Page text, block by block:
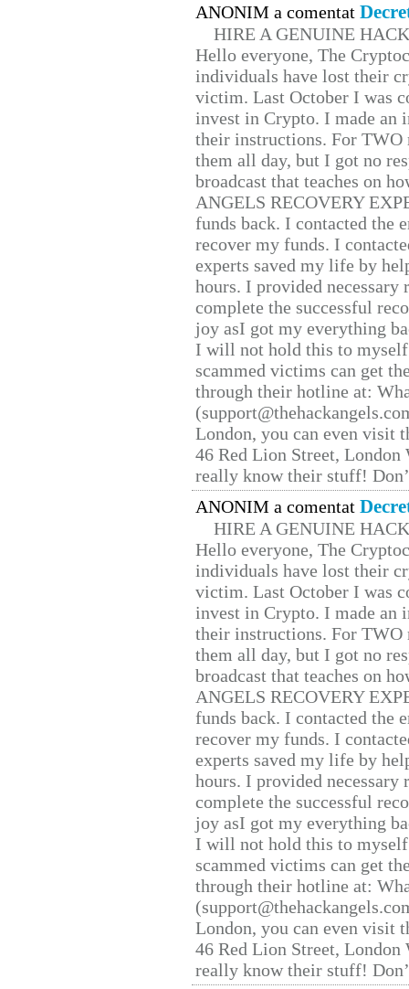
ANONIM a comentat
HIRE A GENUINE
Hello everyone, The
individuals have lost their
victim. Last October I was
invest in Crypto. I made
their instructions. For TWO
them all day, but I got no
broadcast that teaches on
ANGELS RECOVERY
funds back. I contacted the
recover my funds. I
experts saved my life by
hours. I provided
complete the successful
joy asI got my everything
I will not hold this to
scammed victims can get
through their hotline at:
London, you can even visit
46 Red Lion Street, London
really know their stuff!
ANONIM a comentat
HIRE A GENUINE
Hello everyone, The
individuals have lost their
victim. Last October I was
invest in Crypto. I made
their instructions. For TWO
them all day, but I got no
broadcast that teaches on
ANGELS RECOVERY
funds back. I contacted the
recover my funds. I
experts saved my life by
hours. I provided
complete the successful
joy asI got my everything
I will not hold this to
scammed victims can get
through their hotline at:
London, you can even visit
46 Red Lion Street, London
really know their stuff!